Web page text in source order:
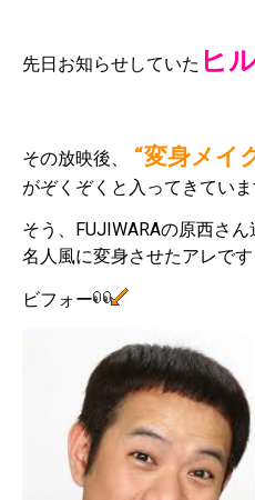
先日お知らせしていた ヒ
その放映後、 “変身メイ
がぞくぞくと入ってきてい
そう、FUJIWARAの原西さ
名人風に変身させたアレです
ビフォー